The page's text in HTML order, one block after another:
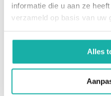
informatie die u aan ze
verzameld op basis van uw
Alles
Geschreven op:
Leestijd
Categorie: